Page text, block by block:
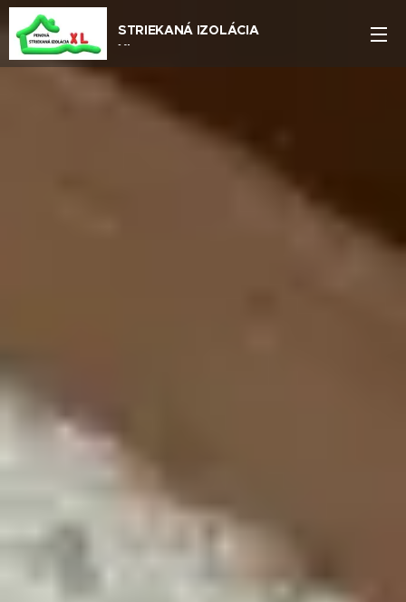
STRIEKANÁ IZOLÁCIA
XL